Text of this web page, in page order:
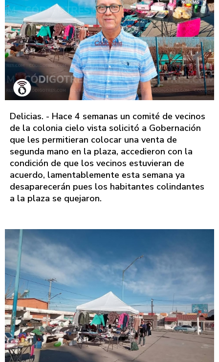
Delicias. - Hace 4 semanas un comité de vecinos
de la colonia cielo vista solicitó a Gobernación
que les permitieran colocar una venta de
segunda mano en la plaza, accedieron con la
condición de que los vecinos estuvieran de
acuerdo, lamentablemente esta semana ya
desaparecerán pues los habitantes colindantes
a la plaza se quejaron.